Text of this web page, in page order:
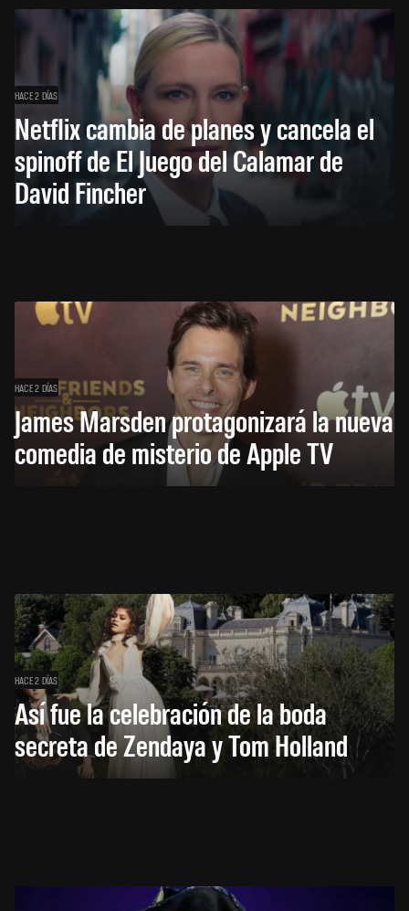
HACE 2 DÍAS
Netflix cambia de planes y cancela el
spinoff de El Juego del Calamar de
David Fincher
HACE 2 DÍAS
James Marsden protagonizará la nueva
comedia de misterio de Apple TV
HACE 2 DÍAS
Así fue la celebración de la boda
secreta de Zendaya y Tom Holland